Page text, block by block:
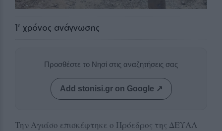
1' χρόνος ανάγνωσης
Προσθέστε το Νησί στις αναζητήσεις σας
Add stonisi.gr on Google ↗
Την Αγιάσο επισκέφτηκε ο Πρόεδρος της ΔΕΥΑΛ